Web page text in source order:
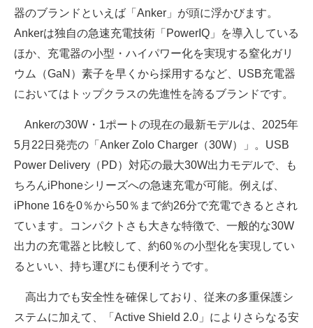
器のブランドといえば「Anker」が頭に浮かびます。
Ankerは独自の急速充電技術「PowerIQ」を導入している
ほか、充電器の小型・ハイパワー化を実現する窒化ガリ
ウム（GaN）素子を早くから採用するなど、USB充電器
においてはトップクラスの先進性を誇るブランドです。
Ankerの30W・1ポートの現在の最新モデルは、2025年
5月22日発売の「Anker Zolo Charger（30W）」。USB
Power Delivery（PD）対応の最大30W出力モデルで、も
ちろんiPhoneシリーズへの急速充電が可能。例えば、
iPhone 16を0％から50％まで約26分で充電できるとされ
ています。コンパクトさも大きな特徴で、一般的な30W
出力の充電器と比較して、約60％の小型化を実現してい
るといい、持ち運びにも便利そうです。
高出力でも安全性を確保しており、従来の多重保護シ
ステムに加えて、「Active Shield 2.0」によりさらなる安